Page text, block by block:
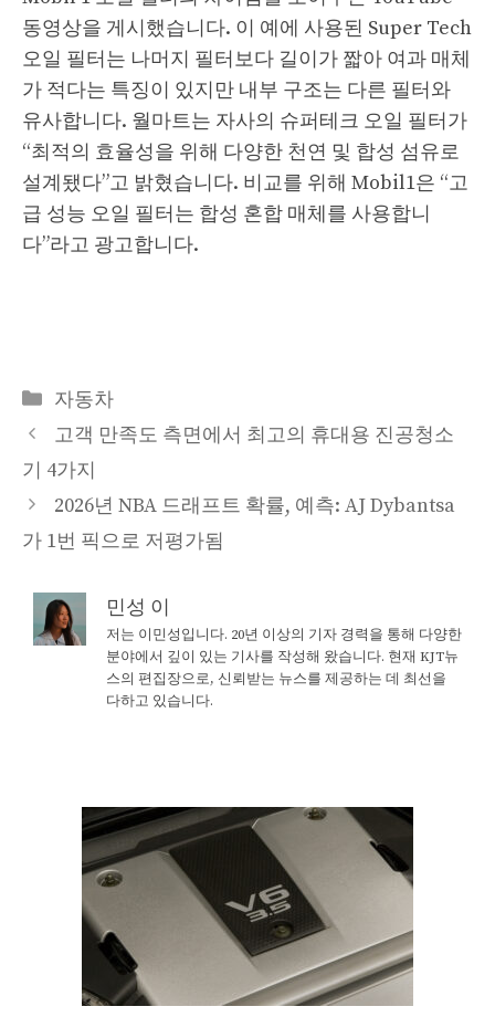
동영상을 게시했습니다. 이 예에 사용된 Super Tech
오일 필터는 나머지 필터보다 길이가 짧아 여과 매체
가 적다는 특징이 있지만 내부 구조는 다른 필터와
유사합니다. 월마트는 자사의 슈퍼테크 오일 필터가
“최적의 효율성을 위해 다양한 천연 및 합성 섬유로
설계됐다”고 밝혔습니다. 비교를 위해 Mobil1은 “고
급 성능 오일 필터는 합성 혼합 매체를 사용합니
다”라고 광고합니다.
Categories
자동차
고객 만족도 측면에서 최고의 휴대용 진공청소
기 4가지
2026년 NBA 드래프트 확률, 예측: AJ Dybantsa
가 1번 픽으로 저평가됨
민성 이
저는 이민성입니다. 20년 이상의 기자 경력을 통해 다양한
분야에서 깊이 있는 기사를 작성해 왔습니다. 현재 KJT뉴
스의 편집장으로, 신뢰받는 뉴스를 제공하는 데 최선을
다하고 있습니다.